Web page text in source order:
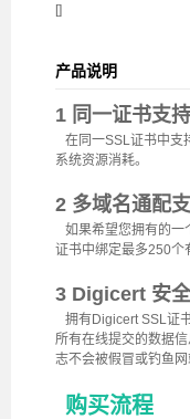
[]
产品说明
1 同一证书支
在同一SSL证书中支
系统资源消耗。
2 多域名通配
如果希望您拥有的
证书中绑定最多250个
3 Digicert 安
拥有Digicert SSL证
所有在线提交的数据
志不会被假冒或钓鱼网
购买流程